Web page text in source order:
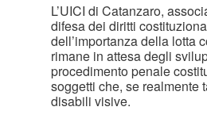
L’UICI di Catanzaro,
difesa dei diritti
dell’importanza della lotta
rimane in attesa degli
procedimento penale
soggetti che, se realmente
disabili visive.